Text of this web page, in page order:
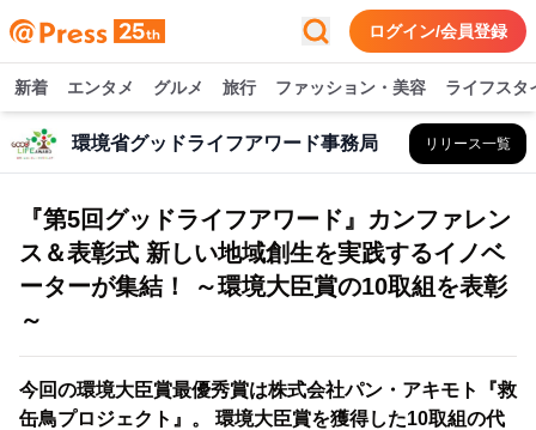
ログイン/会員登録
新着 エンタメ グルメ 旅行 ファッション・美容 ライフスタ
環境省グッドライフアワード事務局 リリース一覧
『第5回グッドライフアワード』カンファレン
ス＆表彰式 新しい地域創生を実践するイノベ
ーターが集結！ ～環境大臣賞の10取組を表彰
～
今回の環境大臣賞最優秀賞は株式会社パン・アキモト『救
缶鳥プロジェクト』。 環境大臣賞を獲得した10取組の代